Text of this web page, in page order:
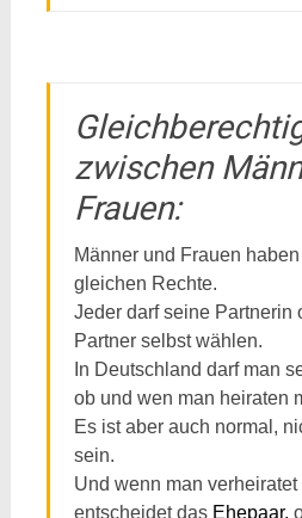
zwischen
Frauen:
Männer und Frauen
gleichen Rechte.
Jeder darf seine Partnerin
Partner selbst wählen.
In Deutschland darf man
ob und wen man heiraten
Es ist aber auch normal,
sein.
Und wenn man verheiratet
entscheidet das Ehepaar,